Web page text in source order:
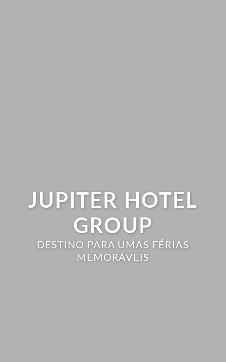
JUPITER HOTEL
GROUP
DESTINO PARA UMAS FÉRIAS
MEMORÁVEIS